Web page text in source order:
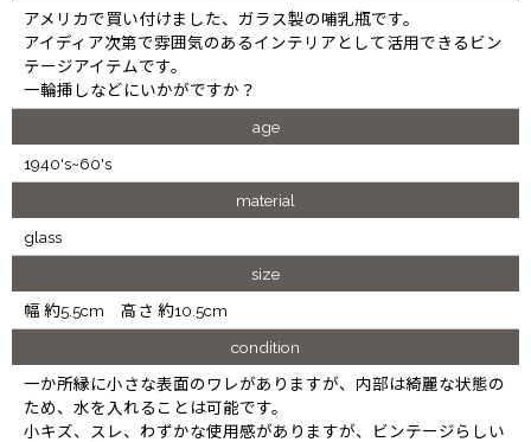
アメリカで買い付けました、ガラス製の哺乳瓶です。
アイディア次第で雰囲気のあるインテリアとして活用できるビン
テージアイテムです。
一輪挿しなどにいかがですか？
age
1940's~60's
material
glass
size
幅 約5.5cm 高さ 約10.5cm
condition
一か所縁に小さな表面のワレがありますが、内部は綺麗な状態の
ため、水を入れることは可能です。
小キズ、スレ、わずかな使用感がありますが、ビンテージらしい